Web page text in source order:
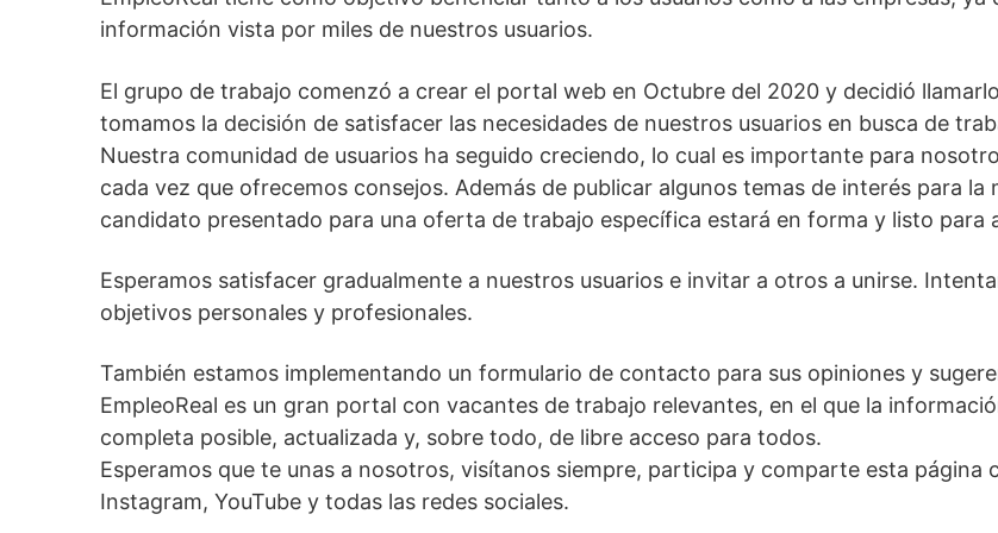
información vista por miles de nuestros usuarios.
El grupo de trabajo comenzó a crear el portal web en Octubre del 2020 y decidió
tomamos la decisión de satisfacer las necesidades de nuestros usuarios en busca de
Nuestra comunidad de usuarios ha seguido creciendo, lo cual es importante para
cada vez que ofrecemos consejos. Además de publicar algunos temas de interés para
candidato presentado para una oferta de trabajo específica estará en forma y listo para
Esperamos satisfacer gradualmente a nuestros usuarios e invitar a otros a unirse.
objetivos personales y profesionales.
También estamos implementando un formulario de contacto para sus opiniones y
EmpleoReal es un gran portal con vacantes de trabajo relevantes, en el que la
completa posible, actualizada y, sobre todo, de libre acceso para todos.
Esperamos que te unas a nosotros, visítanos siempre, participa y comparte esta
Instagram, YouTube y todas las redes sociales.